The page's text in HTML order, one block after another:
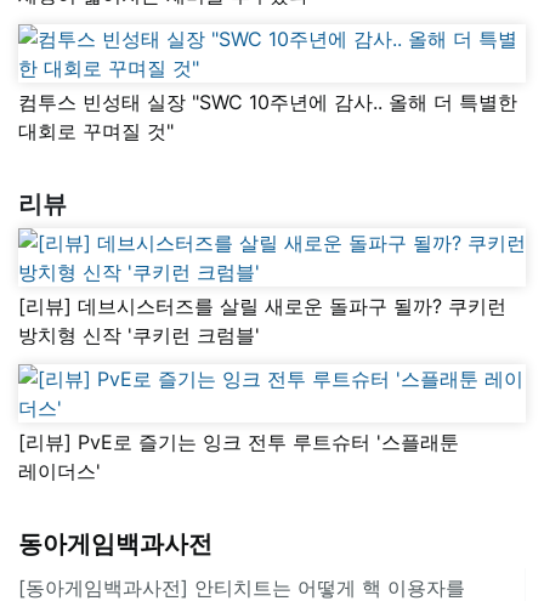
컴투스 빈성태 실장 "SWC 10주년에 감사.. 올해 더 특별한
대회로 꾸며질 것"
리뷰
[리뷰] 데브시스터즈를 살릴 새로운 돌파구 될까? 쿠키런
방치형 신작 '쿠키런 크럼블'
[리뷰] PvE로 즐기는 잉크 전투 루트슈터 '스플래툰
레이더스'
동아게임백과사전
[동아게임백과사전] 안티치트는 어떻게 핵 이용자를